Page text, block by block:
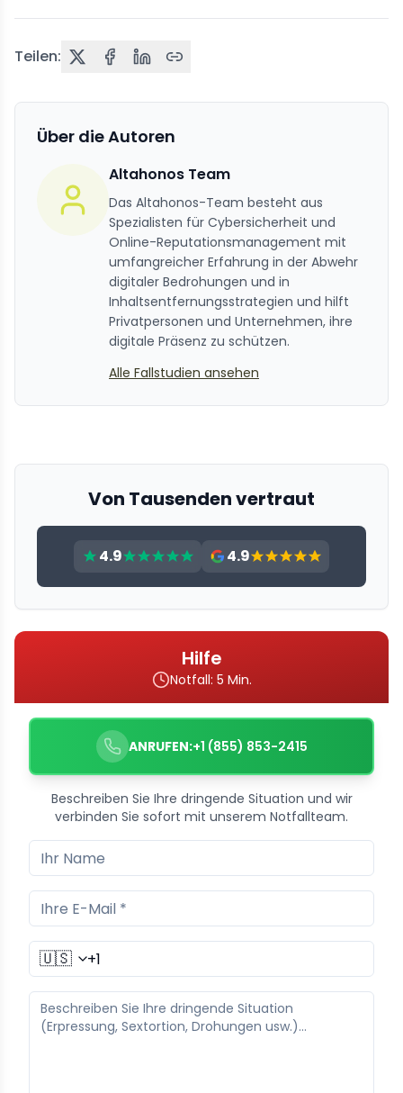
Teilen:
Über die Autoren
Altahonos Team
Das Altahonos-Team besteht aus
Spezialisten für Cybersicherheit und
Online-Reputationsmanagement mit
umfangreicher Erfahrung in der Abwehr
digitaler Bedrohungen und in
Inhaltsentfernungsstrategien und hilft
Privatpersonen und Unternehmen, ihre
digitale Präsenz zu schützen.
Alle Fallstudien ansehen
Von Tausenden vertraut
4.9 4.9
Hilfe
Notfall: 5 Min.
ANRUFEN:+1 (855) 853-2415
Beschreiben Sie Ihre dringende Situation und wir
verbinden Sie sofort mit unserem Notfallteam.
🇺🇸